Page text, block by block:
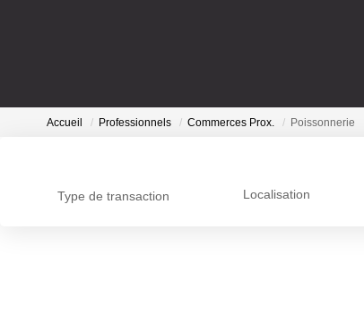
Accueil Professionnels Commerces Prox. Poissonnerie
Type de transaction Localisation